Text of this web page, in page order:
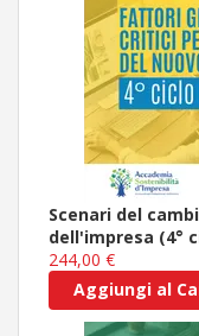
Scenari del
dell'impresa (4°
244,00 €
Aggiungi al